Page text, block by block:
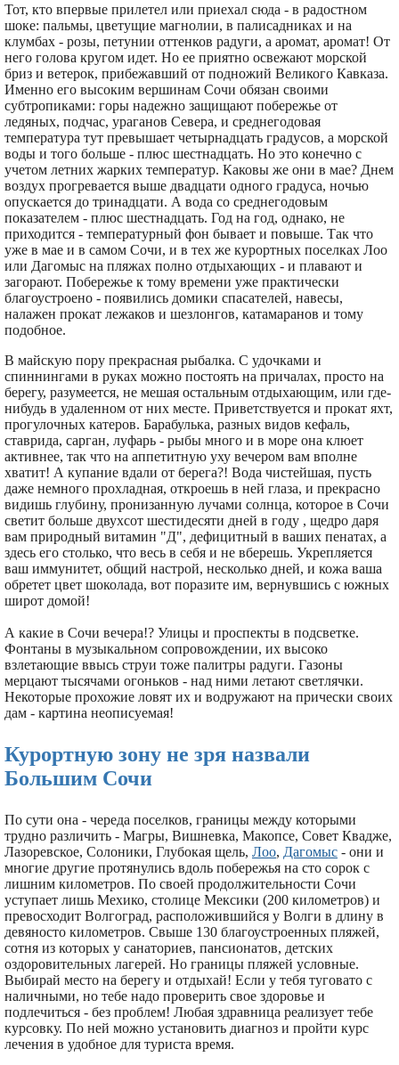
Тот, кто впервые прилетел или приехал сюда - в радостном
шоке: пальмы, цветущие магнолии, в палисадниках и на
клумбах - розы, петунии оттенков радуги, а аромат, аромат! От
него голова кругом идет. Но ее приятно освежают морской
бриз и ветерок, прибежавший от подножий Великого Кавказа.
Именно его высоким вершинам Сочи обязан своими
субтропиками: горы надежно защищают побережье от
ледяных, подчас, ураганов Севера, и среднегодовая
температура тут превышает четырнадцать градусов, а морской
воды и того больше - плюс шестнадцать. Но это конечно с
учетом летних жарких температур. Каковы же они в мае? Днем
воздух прогревается выше двадцати одного градуса, ночью
опускается до тринадцати. А вода со среднегодовым
показателем - плюс шестнадцать. Год на год, однако, не
приходится - температурный фон бывает и повыше. Так что
уже в мае и в самом Сочи, и в тех же курортных поселках Лоо
или Дагомыс на пляжах полно отдыхающих - и плавают и
загорают. Побережье к тому времени уже практически
благоустроено - появились домики спасателей, навесы,
налажен прокат лежаков и шезлонгов, катамаранов и тому
подобное.
В майскую пору прекрасная рыбалка. С удочками и
спиннингами в руках можно постоять на причалах, просто на
берегу, разумеется, не мешая остальным отдыхающим, или где-
нибудь в удаленном от них месте. Приветствуется и прокат яхт,
прогулочных катеров. Барабулька, разных видов кефаль,
ставрида, сарган, луфарь - рыбы много и в море она клюет
активнее, так что на аппетитную уху вечером вам вполне
хватит! А купание вдали от берега?! Вода чистейшая, пусть
даже немного прохладная, откроешь в ней глаза, и прекрасно
видишь глубину, пронизанную лучами солнца, которое в Сочи
светит больше двухсот шестидесяти дней в году , щедро даря
вам природный витамин "Д", дефицитный в ваших пенатах, а
здесь его столько, что весь в себя и не вберешь. Укрепляется
ваш иммунитет, общий настрой, несколько дней, и кожа ваша
обретет цвет шоколада, вот поразите им, вернувшись с южных
широт домой!
А какие в Сочи вечера!? Улицы и проспекты в подсветке.
Фонтаны в музыкальном сопровождении, их высоко
взлетающие ввысь струи тоже палитры радуги. Газоны
мерцают тысячами огоньков - над ними летают светлячки.
Некоторые прохожие ловят их и водружают на прически своих
дам - картина неописуемая!
Курортную зону не зря назвали
Большим Сочи
По сути она - череда поселков, границы между которыми
трудно различить - Магры, Вишневка, Макопсе, Совет Квадже,
Лазоревское, Солоники, Глубокая щель, Лоо, Дагомыс - они и
многие другие протянулись вдоль побережья на сто сорок с
лишним километров. По своей продолжительности Сочи
уступает лишь Мехико, столице Мексики (200 километров) и
превосходит Волгоград, расположившийся у Волги в длину в
девяносто километров. Свыше 130 благоустроенных пляжей,
сотня из которых у санаториев, пансионатов, детских
оздоровительных лагерей. Но границы пляжей условные.
Выбирай место на берегу и отдыхай! Если у тебя туговато с
наличными, но тебе надо проверить свое здоровье и
подлечиться - без проблем! Любая здравница реализует тебе
курсовку. По ней можно установить диагноз и пройти курс
лечения в удобное для туриста время.